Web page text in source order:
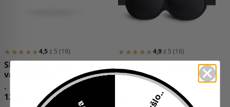
★★★★★4,5z 5 (19)
SleepKing™ Výplň
vankúša Luna 300 g
•
12,95
★★★★★4,9z 5 (16)
SleepKing™ Maska na
spanie Mia